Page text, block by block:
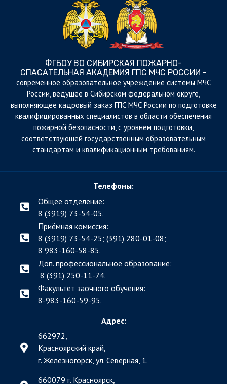
ФГБОУ ВО СИБИРСКАЯ ПОЖАРНО-
СПАСАТЕЛЬНАЯ АКАДЕМИЯ ГПС МЧС РОССИИ -
cовременное образовательное учреждение системы МЧС
России, ведущее в Сибирском федеральном округе,
выполняющее кадровый заказ ГПС МЧС России по подготовке
квалифицированных специалистов в области обеспечения
пожарной безопасности, с уровнем подготовки,
соответствующей государственным образовательным
стандартам и квалификационным требованиям.
Телефоны:
Общее отделение:
8 (3919) 73-54-05.
Приёмная комиссия:
8 (3919) 73-54-25; (391) 280-01-08;
8 983-160-58-85.
Доп. профессиональное образование:
8 (391) 250-11-74.
Факультет заочного обучения:
8-983-160-59-95.
Адрес:
662972,
Красноярский край,
г. Железногорск, ул. Северная, 1.
660079 г. Красноярск,